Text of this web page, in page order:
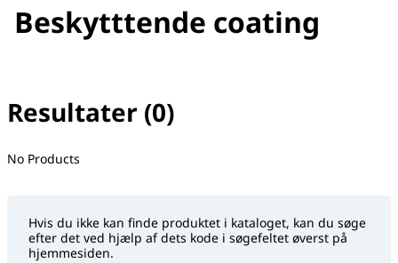
Beskytttende coating
Resultater (0)
No filter(s) selected
No Products
Hvis du ikke kan finde produktet i kataloget, kan du søge
efter det ved hjælp af dets kode i søgefeltet øverst på
hjemmesiden.